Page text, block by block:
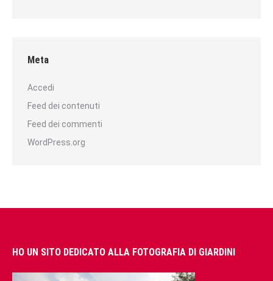
Meta
Accedi
Feed dei contenuti
Feed dei commenti
WordPress.org
HO UN SITO DEDICATO ALLA FOTOGRAFIA DI GIARDINI